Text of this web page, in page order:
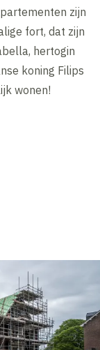
zijn
fort, dat zijn
hertogin
koning Filips
wonen!